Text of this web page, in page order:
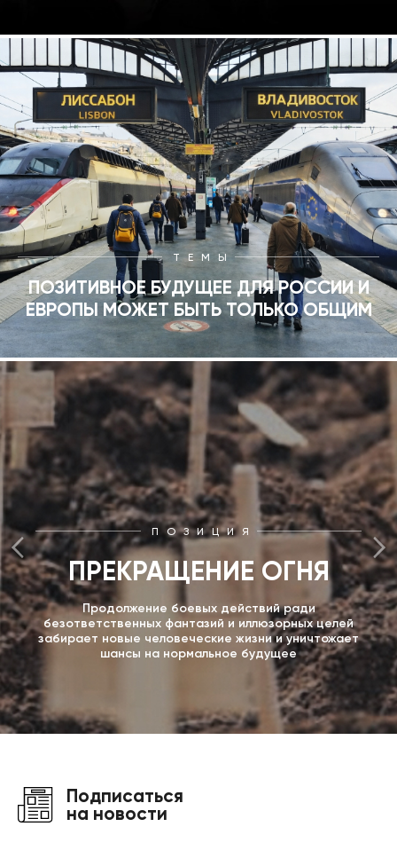
ТЕМЫ
ПОЗИТИВНОЕ БУДУЩЕЕ ДЛЯ РОССИИ И
ЕВРОПЫ МОЖЕТ БЫТЬ ТОЛЬКО ОБЩИМ
ПОЗИЦИЯ
ПРЕКРАЩЕНИЕ ОГНЯ
Продолжение боевых действий ради
безответственных фантазий и иллюзорных целей
забирает новые человеческие жизни и уничтожает
шансы на нормальное будущее
Подписаться
на новости